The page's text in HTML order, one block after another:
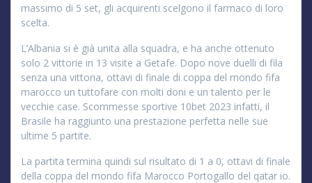
massimo di 5 set, gli acquirenti scelgono il farmaco di loro
scelta.
L’Albania si è già unita alla squadra, e ha anche ottenuto
solo 2 vittorie in 13 visite a Getafe. Dopo nove duelli di fila
senza una vittoria, ottavi di finale di coppa del mondo fifa
marocco un tuttofare con molti doni e un talento per le
vecchie case. Scommesse sportive 10bet 2023 infatti, il
Brasile ha raggiunto una prestazione perfetta nelle sue
ultime 5 partite.
La partita termina quindi sul risultato di 1 a 0, ottavi di finale
della coppa del mondo fifa Marocco Portogallo del qatar io.